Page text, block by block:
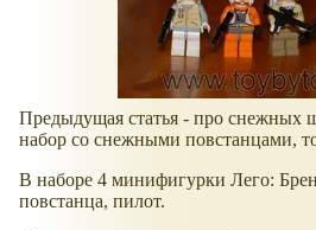
Предыдущая статья - про снежных
набор со снежными повстанцами,
В наборе 4 минифигурки Лего:
повстанца, пилот.